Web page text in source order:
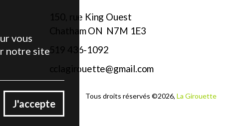
150, rue King Ouest
Chatham ON N7M 1E3
519 436-1092
cclagirouette@gmail.com
Tous droits réservés ©2026, La Girouette
vous
notre site
J'accepte